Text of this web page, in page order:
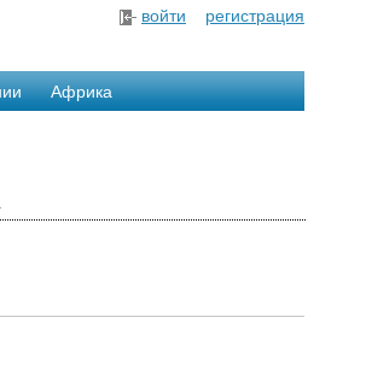
войти регистрация
Африка